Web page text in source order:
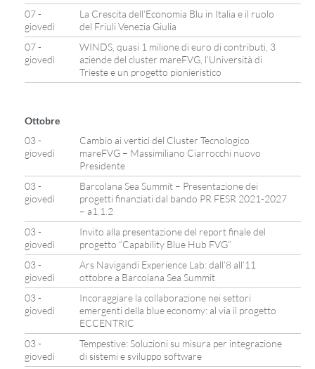
07 -
giovedì
La Crescita dell’Economia Blu in Italia e il ruolo
del Friuli Venezia Giulia
07 -
giovedì
WINDS, quasi 1 milione di euro di contributi, 3
aziende del cluster mareFVG, l’Università di
Trieste e un progetto pionieristico
Ottobre
03 -
giovedì
Cambio ai vertici del Cluster Tecnologico
mareFVG – Massimiliano Ciarrocchi nuovo
Presidente
03 -
giovedì
Barcolana Sea Summit – Presentazione dei
progetti finanziati dal bando PR FESR 2021-2027
– a1.1.2
03 -
giovedì
Invito alla presentazione del report finale del
progetto “Capability Blue Hub FVG”
03 -
giovedì
Ars Navigandi Experience Lab: dall’8 all’11
ottobre a Barcolana Sea Summit
03 -
giovedì
Incoraggiare la collaborazione nei settori
emergenti della blue economy: al via il progetto
ECCENTRIC
03 -
giovedì
Tempestive: Soluzioni su misura per integrazione
di sistemi e sviluppo software